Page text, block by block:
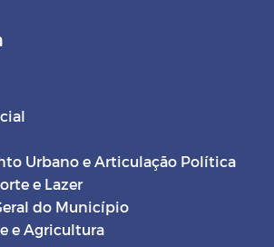
Urbano e Articulação Política
e Lazer
do Município
e Agricultura